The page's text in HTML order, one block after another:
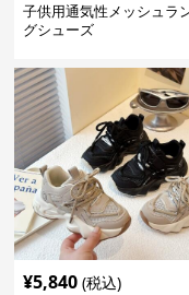
子供用通気性メッシュラ
グシューズ
¥5,840 (税込)